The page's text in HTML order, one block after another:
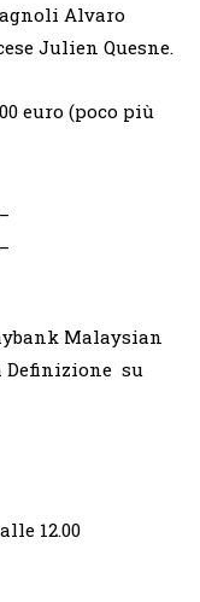
Alvaro
Julien Quesne.
euro (poco più
Malaysian
Definizione su
alle 12.00